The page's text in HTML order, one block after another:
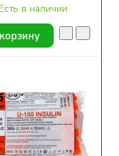
4 мм, 100 шт.
в наличии